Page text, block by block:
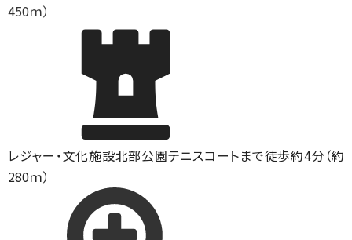
450ｍ）
レジャー・文化施設北部公園テニスコートまで徒歩約4分（約
280ｍ）